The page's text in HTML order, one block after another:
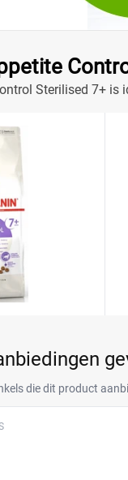
Sterilised 7+
die dit product